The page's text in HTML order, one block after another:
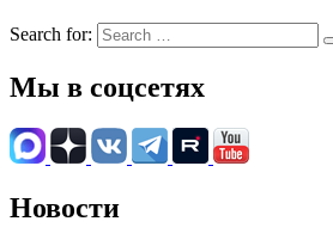
Search for:
Мы в соцсетях
Новости